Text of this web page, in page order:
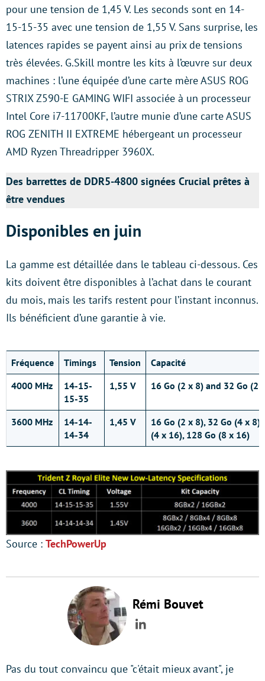
pour une tension de 1,45 V. Les seconds sont en 14-
15-15-35 avec une tension de 1,55 V. Sans surprise, les
latences rapides se payent ainsi au prix de tensions
très élevées. G.Skill montre les kits à l’œuvre sur deux
machines : l’une équipée d’une carte mère ASUS ROG
STRIX Z590-E GAMING WIFI associée à un processeur
Intel Core i7-11700KF, l’autre munie d’une carte ASUS
ROG ZENITH II EXTREME hébergeant un processeur
AMD Ryzen Threadripper 3960X.
Des barrettes de DDR5-4800 signées Crucial prêtes à
être vendues
Disponibles en juin
La gamme est détaillée dans le tableau ci-dessous. Ces
kits doivent être disponibles à l’achat dans le courant
du mois, mais les tarifs restent pour l’instant inconnus.
Ils bénéficient d’une garantie à vie.
Fréquence Timings Tension
Capacité
4000 MHz
14-15-
15-35
1,55 V 16 Go (2 x 8) and 32 Go (2
3600 MHz
14-14-
14-34
1,45 V
16 Go (2 x 8), 32 Go (4 x
(4 x 16), 128 Go (8 x 16)
Source : TechPowerUp
Rémi Bouvet
LinkedIn
Pas du tout convaincu que "c'était mieux avant", je